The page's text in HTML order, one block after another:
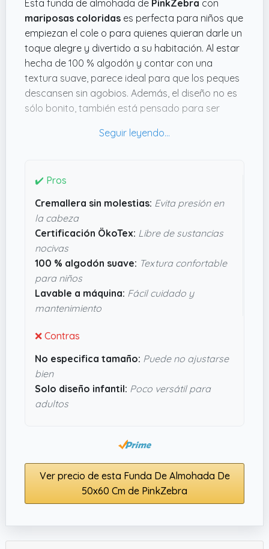
Esta funda de almohada de PinkZebra con
mariposas coloridas es perfecta para niños que
empiezan el cole o para quienes quieran darle un
toque alegre y divertido a su habitación. Al estar
hecha de 100 % algodón y contar con una
textura suave, parece ideal para que los peques
descansen sin agobios. Además, el diseño no es
sólo bonito, también está pensado para ser
la cabeza, algo que en una funda normal a veces
máquina y resistente, facilita la vida a los padres
sin complicaciones. También me mola que esté
certificada según el ÖkoTex Standard 100,
evitando sustancias irritantes para los alérgicos.
La verdad, tiene pinta de ser un detalle de
calidad que no va a fallar en el día a día.
✔️ Pros
Cremallera sin molestias: Evita presión en
la cabeza
Certificación ÖkoTex: Libre de sustancias
nocivas
100 % algodón suave: Textura confortable
para niños
Lavable a máquina: Fácil cuidado y
mantenimiento
❌ Contras
No especifica tamaño: Puede no ajustarse
bien
Solo diseño infantil: Poco versátil para
adultos
Ver precio de esta Funda De Almohada De
50x60 Cm de PinkZebra